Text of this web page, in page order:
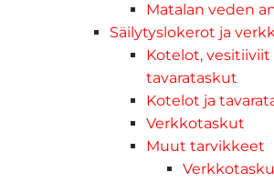
Matalan veden
Säilytyslokerot ja
Kotelot,
tavarataskut
Kotelot ja
Verkkotaskut
Muut tarvikkeet